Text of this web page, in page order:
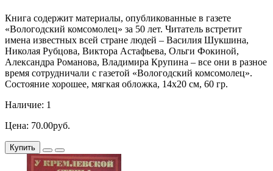
Книга содержит материалы, опубликованные в газете
«Вологодский комсомолец» за 50 лет. Читатель встретит
имена известных всей стране людей – Василия Шукшина,
Николая Рубцова, Виктора Астафьева, Ольги Фокиной,
Александра Романова, Владимира Крупина – все они в разное
время сотрудничали с газетой «Вологодский комсомолец».
Состояние хорошее, мягкая обложка, 14х20 см, 60 гр.
Наличие: 1
Цена: 70.00руб.
Купить